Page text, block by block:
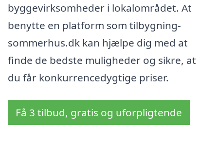
byggevirksomheder i lokalområdet. At
benytte en platform som tilbygning-
sommerhus.dk kan hjælpe dig med at
finde de bedste muligheder og sikre, at
du får konkurrencedygtige priser.
Få 3 tilbud, gratis og uforpligtende